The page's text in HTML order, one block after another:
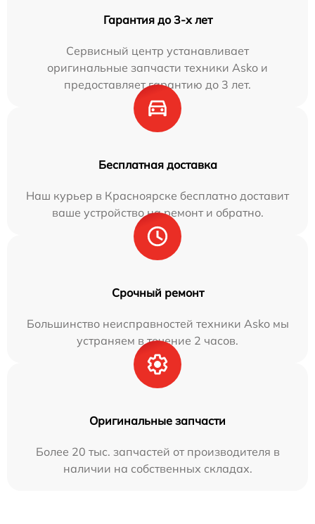
Гарантия до 3-х лет
Сервисный центр устанавливает
оригинальные запчасти техники Asko и
предоставляет гарантию до 3 лет.
Бесплатная доставка
Наш курьер в Красноярске бесплатно доставит
ваше устройство на ремонт и обратно.
Срочный ремонт
Большинство неисправностей техники Asko мы
устраняем в течение 2 часов.
Оригинальные запчасти
Более 20 тыс. запчастей от производителя в
наличии на собственных складах.